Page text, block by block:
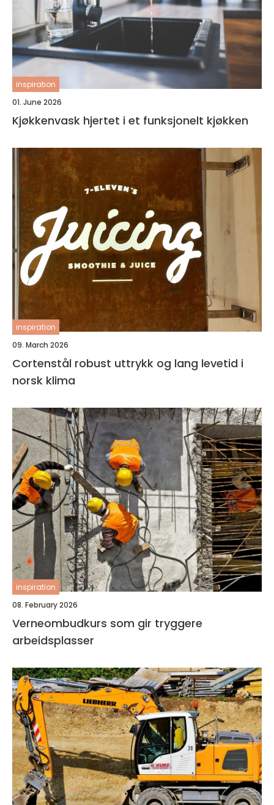
inspiration
01. June 2026
Kjøkkenvask hjertet i et funksjonelt kjøkken
inspiration
09. March 2026
Cortenstål robust uttrykk og lang levetid i
norsk klima
inspiration
08. February 2026
Verneombudkurs som gir tryggere
arbeidsplasser